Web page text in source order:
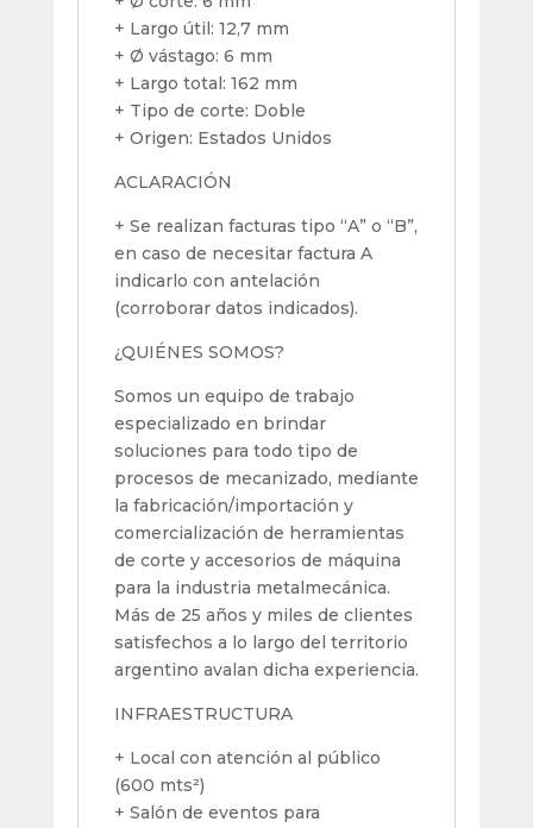
+ Largo útil: 12,7 mm
+ Ø vástago: 6 mm
+ Largo total: 162 mm
+ Tipo de corte: Doble
+ Origen: Estados Unidos
ACLARACIÓN
+ Se realizan facturas tipo “A” o “B”,
en caso de necesitar factura A
indicarlo con antelación
(corroborar datos indicados).
¿QUIÉNES SOMOS?
Somos un equipo de trabajo
especializado en brindar
soluciones para todo tipo de
procesos de mecanizado, mediante
la fabricación/importación y
comercialización de herramientas
de corte y accesorios de máquina
para la industria metalmecánica.
Más de 25 años y miles de clientes
satisfechos a lo largo del territorio
argentino avalan dicha experiencia.
INFRAESTRUCTURA
+ Local con atención al público
(600 mts²)
+ Salón de eventos para